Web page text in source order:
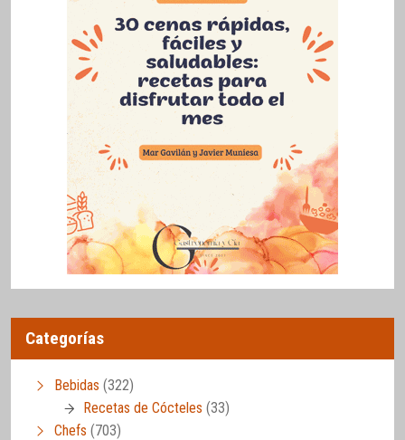
Categorías
Bebidas (322)
Recetas de Cócteles (33)
Chefs (703)